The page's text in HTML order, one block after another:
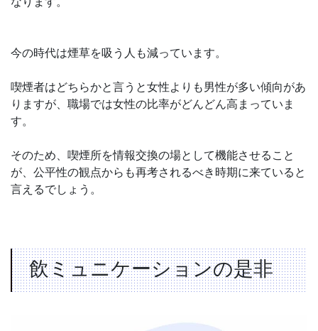
今の時代は煙草を吸う人も減っています。
喫煙者はどちらかと言うと女性よりも男性が多い傾向があ
りますが、職場では女性の比率がどんどん高まっていま
す。
そのため、喫煙所を情報交換の場として機能させること
が、公平性の観点からも再考されるべき時期に来ていると
言えるでしょう。
飲ミュニケーションの是非